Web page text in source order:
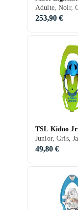
253,90 €
TSL Kidoo Jr
49,80 €